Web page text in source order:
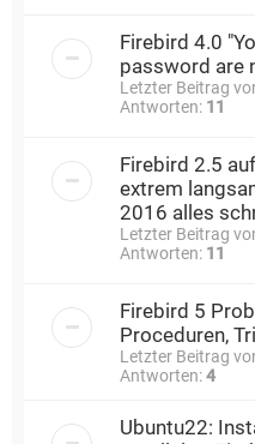
Firebird 4.0
password are
Letzter Beitrag
Antworten: 11
Firebird 2.5
extrem
2016 alles
Letzter Beitrag
Antworten: 11
Firebird 5
Proceduren,
Letzter Beitrag
Antworten:4
Ubuntu22: